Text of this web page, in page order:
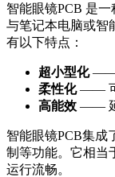
智能眼镜PCB 是
与笔记本电脑或智
有以下特点：
超小型化——
柔性化—— 可
高能效 —— 延
智能眼镜PCB集成
制等功能。它相当
运行流畅。